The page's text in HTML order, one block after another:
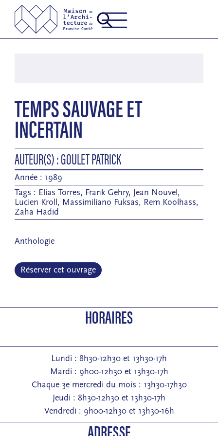
TEMPS SAUVAGE ET
INCERTAIN
AUTEUR(S) : GOULET PATRICK
Année : 1989
Tags : Elias Torres, Frank Gehry, Jean Nouvel ,
Lucien Kroll , Massimiliano Fuksas, Rem Koolhass,
Zaha Hadid
Anthologie
Réserver cet ouvrage
HORAIRES
Lundi : 8h30-12h30 et 13h30-17h
Mardi : 9h00-12h30 et 13h30-17h
Chaque 3e mercredi du mois : 13h30-17h30
Jeudi : 8h30-12h30 et 13h30-17h
Vendredi : 9h00-12h30 et 13h30-16h